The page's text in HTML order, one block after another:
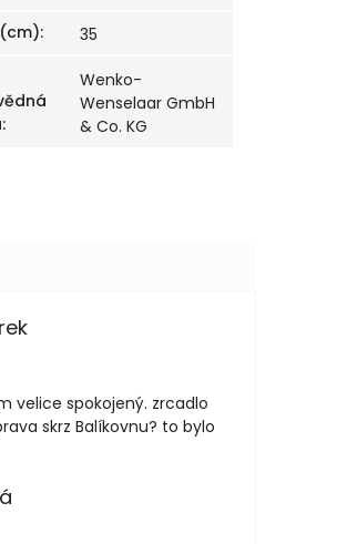
:
35
:
Wenko-
Wenselaar GmbH
& Co. KG
velice spokojený. zrcadlo
skrz Balíkovnu? to bylo